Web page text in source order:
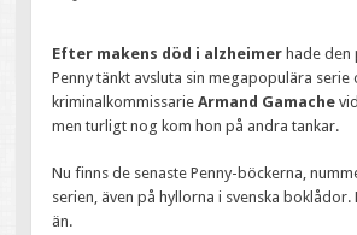
Efter makens död i alzheimer hade den
Penny tänkt avsluta sin megapopulära serie
kriminalkommissarieArmand Gamache
men turligt nog kom hon på andra tankar.
Nu finns de senaste Penny-böckerna,
serien, även på hyllorna i svenska boklådor.
än.